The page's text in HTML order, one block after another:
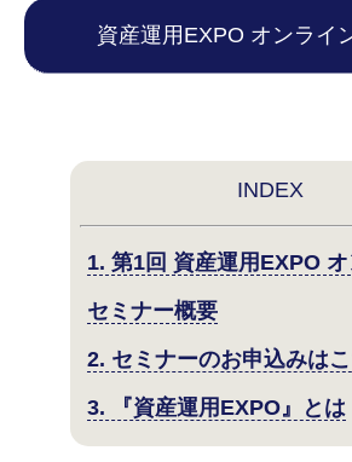
資産運用EXPO オンライ
INDEX
1. 第1回 資産運用EXPO
セミナー概要
2. セミナーのお申込みは
3. 『資産運用EXPO』とは